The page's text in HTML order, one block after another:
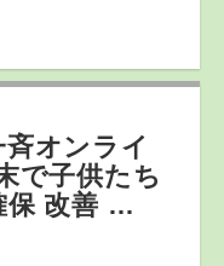
オンライ
で子供たち
保 改善 …